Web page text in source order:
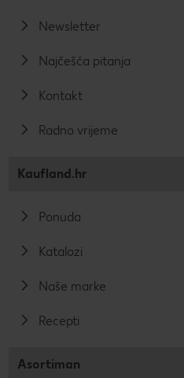
Newsletter
Najčešća pitanja
Kontakt
Radno vrijeme
Kaufland.hr
Ponuda
Katalozi
Naše marke
Recepti
Asortiman